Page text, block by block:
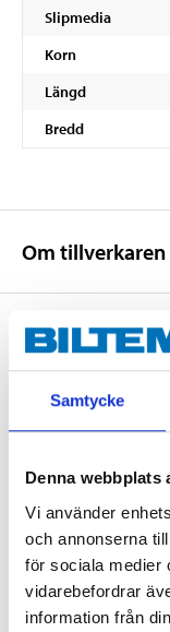
Samtycke
Denna webbplats
Vi använder
och annonserna
för sociala medier
vidarebefordrar
information från
Slipmedia
Korn
Längd
Bredd
Om tillverkaren
Köp & Hämta i ditt
Andra